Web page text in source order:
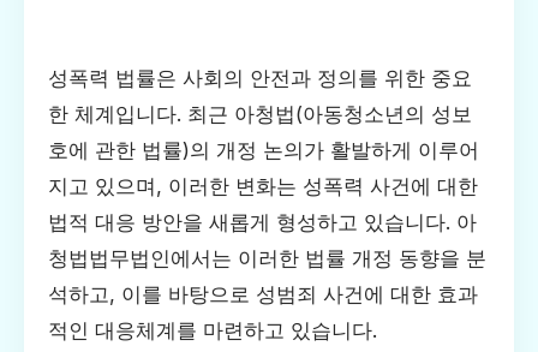
성폭력 법률은 사회의 안전과 정의를 위한 중요
한 체계입니다. 최근 아청법(아동청소년의 성보
호에 관한 법률)의 개정 논의가 활발하게 이루어
지고 있으며, 이러한 변화는 성폭력 사건에 대한
법적 대응 방안을 새롭게 형성하고 있습니다. 아
청법법무법인에서는 이러한 법률 개정 동향을 분
석하고, 이를 바탕으로 성범죄 사건에 대한 효과
적인 대응체계를 마련하고 있습니다.